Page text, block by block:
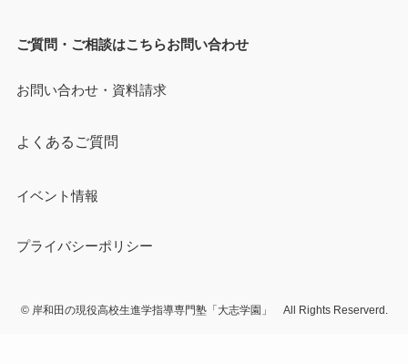
ご質問・ご相談はこちらお問い合わせ
お問い合わせ・資料請求
よくあるご質問
イベント情報
プライバシーポリシー
©岸和田の現役高校生進学指導専門塾「大志学園」 All Rights Reserverd.